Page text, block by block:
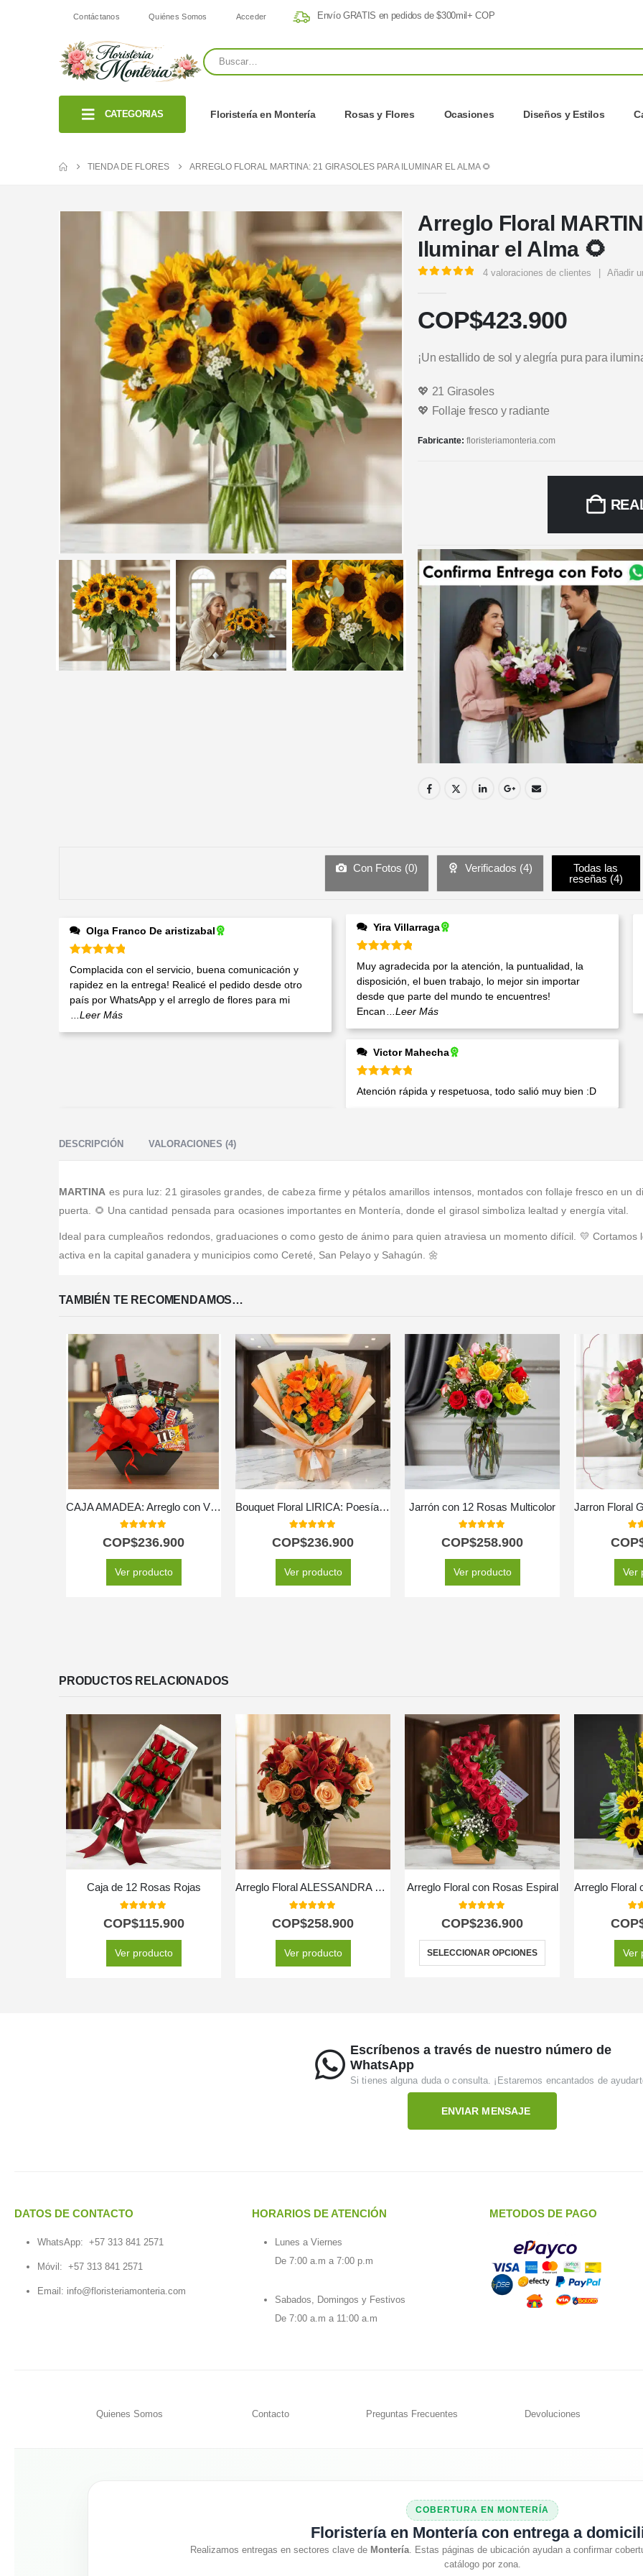
Contáctanos Quiénes Somos Acceder Envío GRATIS en pedidos de $300mil+ COP
CATEGORIAS Floristería en Montería Rosas y Flores Ocasiones Diseños y Estilos
TIENDA DE FLORES ARREGLO FLORAL MARTINA: 21 GIRASOLES PARA ILUMINAR EL ALMA 🌻
Arreglo Floral
Iluminar el Alma 🌻
4 valoraciones de clientes Añadir
COP$423.900
¡Un estallido de sol y alegría pura para
💖 21 Girasoles
💖 Follaje fresco y radiante
Fabricante: floristeriamonteria.com
Con Fotos (0) Verificados (4)
Todas las
reseñas (4)
Olga Franco De aristizabal
Valorado en de 5
Complacida con el servicio, buena comunicación y
rapidez en la entrega! Realicé el pedido desde otro
país por WhatsApp y el arreglo de flores para mi
...Leer Más
Yira Villarraga
Valorado en 5
Muy agradecida por la atención, la puntualidad, la
disposición, el buen trabajo, lo mejor sin importar
desde que parte del mundo te encuentres!
Encan...Leer Más
Victor Mahecha
Valorado en5
Atención rápida y respetuosa, todo salió muy bien :D
DESCRIPCIÓN VALORACIONES (4)
MARTINA es pura luz: 21 girasoles grandes, de cabeza firme y pétalos amarillos intensos, montados con follaje fresco en un
puerta. 🌻 Una cantidad pensada para ocasiones importantes en Montería, donde el girasol simboliza lealtad y energía vital.
Ideal para cumpleaños redondos, graduaciones o como gesto de ánimo para quien atraviesa un momento difícil. 💛
activa en la capital ganadera y municipios como Cereté, San Pelayo y Sahagún. 🌼
TAMBIÉN TE RECOMENDAMOS…
CAJA AMADEA: Arreglo con Vino y Chocolates para Sorprender ⚜️
5.00
COP$236.900
Ver producto
Bouquet Floral LIRICA: Poesía en Lirios Naranja y Rosas Amarillas 📜
5.00
COP$236.900
Ver producto
Jarrón con 12 Rosas Multicolor
5.00
COP$258.900
Ver producto
5.00
Ver
PRODUCTOS RELACIONADOS
Caja de 12 Rosas Rojas
COP$115.900
Ver producto
Arreglo Floral ALESSANDRA con Rosas Naranjas y Lirios Frescos 🧡
COP$258.900
Ver producto
Arreglo Floral con Rosas Espiral
COP$236.900
SELECCIONAR OPCIONES Ver
Escríbenos a través de nuestro número de
WhatsApp
Si tienes alguna duda o consulta. ¡Estaremos encantados de
ENVIAR MENSAJE
DATOS DE CONTACTO
WhatsApp: +57 313 841 2571
Móvil: +57 313 841 2571
Email: info@floristeriamonteria.com
HORARIOS DE ATENCIÓN
Lunes a Viernes
De 7:00 a.m a 7:00 p.m
Sabados, Domingos y Festivos
De 7:00 a.m a 11:00 a.m
METODOS DE PAGO
Quienes Somos Contacto Preguntas Frecuentes Devoluciones
COBERTURA EN MONTERÍA
Floristería en Montería con entrega a
Realizamos entregas en sectores clave de Montería . Estas páginas de ubicación ayudan a confirmar
catálogo por zona.